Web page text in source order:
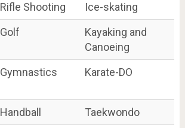
Rifle Shooting
Ice-skating
Golf
Kayaking and
Canoeing
Gymnastics Karate-DO
Handball
Taekwondo